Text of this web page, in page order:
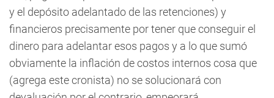
y el depósito adelantado de las retenciones) y
financieros precisamente por tener que conseguir el
dinero para adelantar esos pagos y a lo que sumó
obviamente la inflación de costos internos cosa que
(agrega este cronista) no se solucionará con